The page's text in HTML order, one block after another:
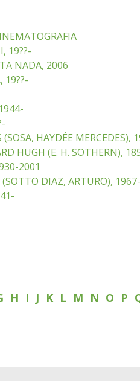
19??-
NADA, 2006
19??-
(SOSA, HAYDÉE MERCEDES),
HUGH (E. H. SOTHERN),
2001
DIAZ, ARTURO), 1967-
H I J K L M N O P